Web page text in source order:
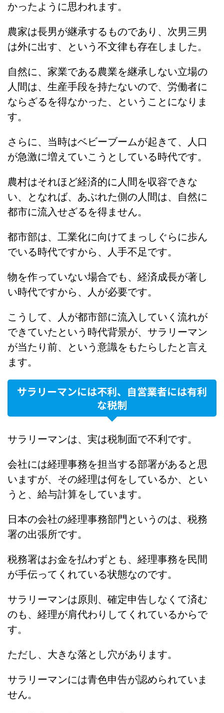
かったように思われます。
農家は長男が継承するものであり、次男三男
は外に出す、という不文律も存在しました。
自然に、家業である農業を継承しない立場の
人間は、生産手段を持たないので、労働者に
ならざるを得なかった、ということになりま
す。
さらに、当時はベビーブームが起きて、人口
が急激に増えていこうとしている時代です。
農村はそれほど経済的に人間を収容できな
い、となれば、あぶれた側の人間は、自然に
都市に流入せざるを得ません。
都市部は、工業化に向けてまっしぐらに歩ん
でいる時代ですから、人手不足です。
物を作っていない場合でも、経済成長が著し
い時代ですから、人が必要です。
こうして、人が都市部に流入していく流れが
できていたという時代背景が、サラリーマン
が当たり前、という意識をもたらしたと言え
ます。
サラリーマンには不利、自営業者には有利
な税制
サラリーマンは、実は税制面で不利です。
会社には経理事務を担当する部署があると思
いますが、その経理は何をしているか、とい
うと、給与計算をしています。
日本の会社の経理事務部門というのは、税務
署の出張所です。
税務署はお金を払わずとも、経理事務を民間
が手伝ってくれている状態なのです。
サラリーマンは原則、確定申告しなくて済む
のも、経理が肩代わりしてくれているからで
す。
ただし、大きな落とし穴があります。
サラリーマンには青色申告が認められていま
せん。